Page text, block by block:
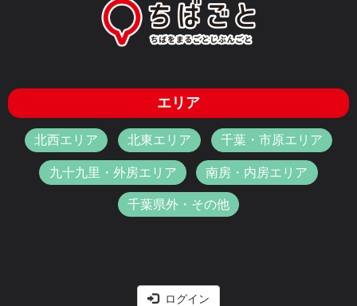
エリア
北西エリア 北東エリア 千葉・市原エリア
九十九里・外房エリア 南房・内房エリア
千葉県外・その他
ログイン